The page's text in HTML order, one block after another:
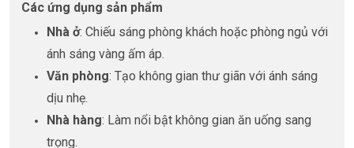
Các ứng dụng sản phẩm
Nhà ở: Chiếu sáng phòng khách hoặc phòng ngủ với
ánh sáng vàng ấm áp.
Văn phòng: Tạo không gian thư giãn với ánh sáng
dịu nhẹ.
Nhà hàng: Làm nổi bật không gian ăn uống sang
trọng.